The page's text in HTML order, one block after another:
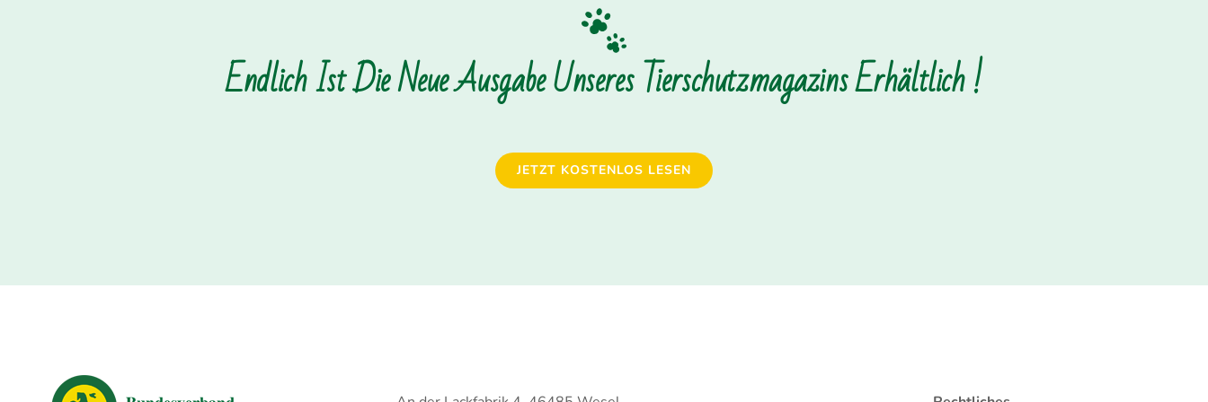
Endlich Ist Die Neue Ausgabe Unseres Tierschutzmagazins Erhältlich !
JETZT KOSTENLOS LESEN